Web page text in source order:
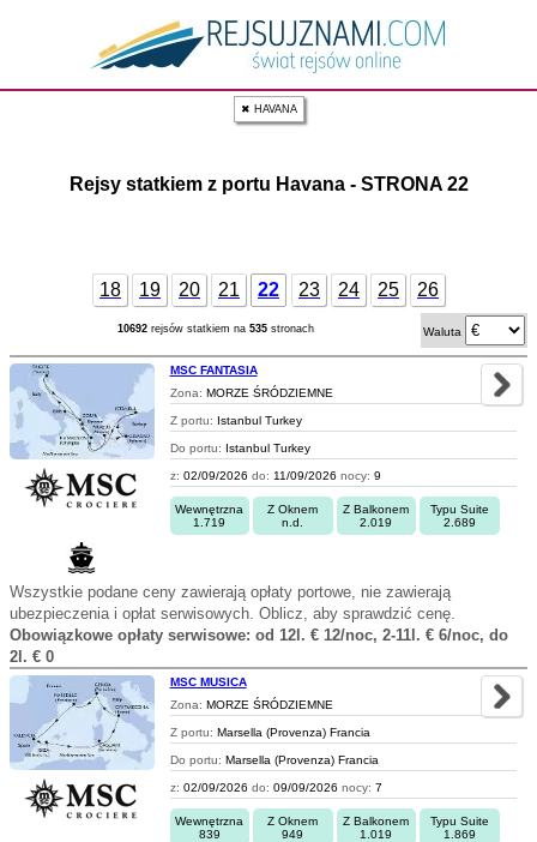
✖ HAVANA
Rejsy statkiem z portu Havana - STRONA 22
18 19 20 21 22 23 24 25 26
10692rejsów statkiem na 535stronach Waluta
MSC FANTASIA
Zona: MORZE ŚRÓDZIEMNE
Z portu: Istanbul Turkey
Do portu: Istanbul Turkey
z: 02/09/2026 do: 11/09/2026 nocy: 9
Wewnętrzna
1.719
Z Oknem
n.d.
Z Balkonem
2.019
Typu Suite
2.689
Wszystkie podane ceny zawierają opłaty portowe, nie zawierają
ubezpieczenia i opłat serwisowych. Oblicz, aby sprawdzić cenę.
Obowiązkowe opłaty serwisowe: od 12l. € 12/noc, 2-11l. € 6/noc, do
2l. € 0
MSC MUSICA
Zona: MORZE ŚRÓDZIEMNE
Z portu: Marsella (Provenza) Francia
Do portu: Marsella (Provenza) Francia
z: 02/09/2026 do: 09/09/2026 nocy: 7
Wewnętrzna
839
Z Oknem
949
Z Balkonem
1.019
Typu Suite
1.869